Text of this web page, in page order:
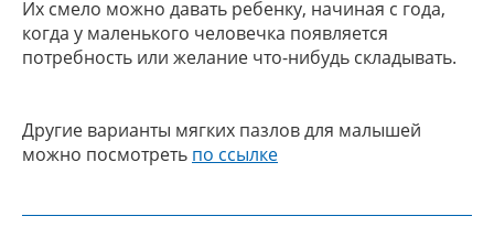
Их смело можно давать ребенку, начиная с года,
когда у маленького человечка появляется
потребность или желание что-нибудь складывать.
Другие варианты мягких пазлов для малышей
можно посмотреть по ссылке